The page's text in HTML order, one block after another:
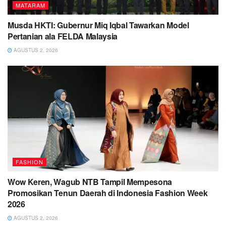
MATARAM
Musda HKTI: Gubernur Miq Iqbal Tawarkan Model
Pertanian ala FELDA Malaysia
AGUSTUS 2, 2026
FASHION
Wow Keren, Wagub NTB Tampil Mempesona
Promosikan Tenun Daerah di Indonesia Fashion Week
2026
AGUSTUS 2, 2026